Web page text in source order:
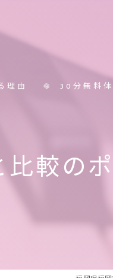
理由 30分無料
比較の